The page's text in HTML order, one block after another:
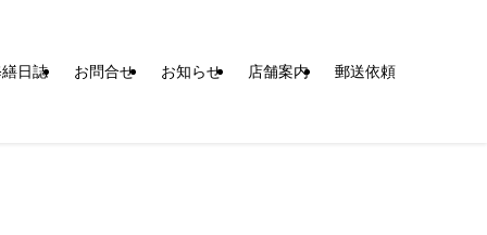
日誌 お問合せ お知らせ 店舗案内 郵送依頼